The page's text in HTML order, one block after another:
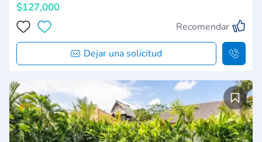
$127,000
Recomendar
Dejar una solicitud